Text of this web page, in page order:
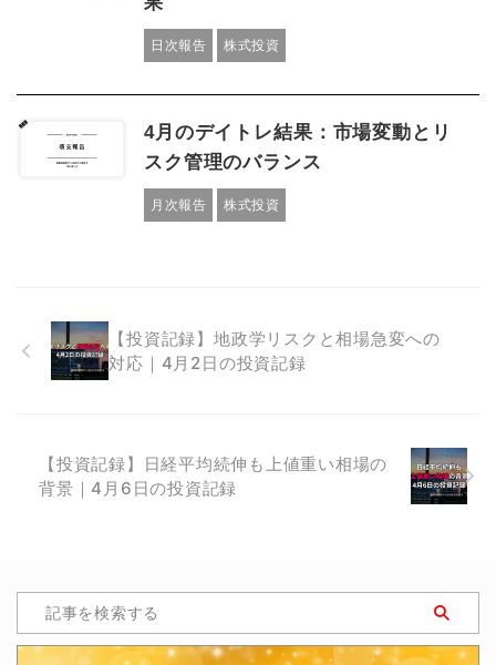
日次報告 株式投資
4月のデイトレ結果：市場変動とリ
スク管理のバランス
月次報告 株式投資
【投資記録】地政学リスクと相場急変への
対応｜4月2日の投資記録
【投資記録】日経平均続伸も上値重い相場の
背景｜4月6日の投資記録